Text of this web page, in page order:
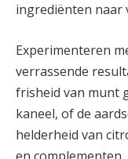
ingrediënten naar
Experimenteren
verrassende
frisheid van munt
kaneel, of de
helderheid van